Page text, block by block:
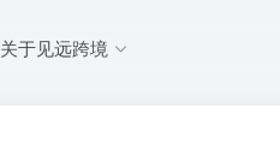
关于见远跨境